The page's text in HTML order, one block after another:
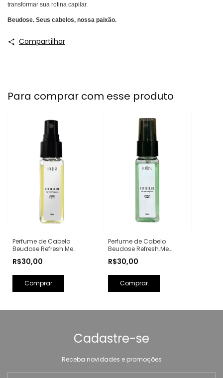
transformar sua rotina capilar.
Beudose. Seus cabelos, nossa paixão.
Compartilhar
Para comprar com esse produto
Perfume de Cabelo
Beudose Refresh.Me
30ml - Hair Mist
R$30,00
Perfume de Cabelo
Beudose Refresh.Me
Hair Mist Fragrance
R$30,00
Cadastre-se
Receba novidades e promoções